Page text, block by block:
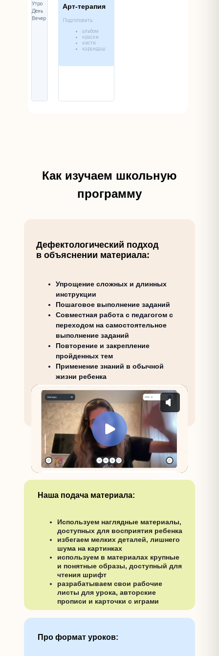
Подготовить:
альбом
краски
кисти
карандаш
Арт-терапия
Утро
День
Вечер
Про формат уроков:
Используем наглядные материалы,
доступных для восприятия ребенка
избегаем мелких деталей, лишнего
шума на картинках
используем в материалах крупные
и понятные образы, доступный для
чтения шрифт
разрабатываем свои рабочие
листы для урока, авторские
прописи и карточки с играми
Наша подача материала:
Упрощение сложных и длинных
инструкции
Пошаговое выполнение заданий
Совместная работа с педагогом с
переходом на самостоятельное
выполнение заданий
Повторение и закрепление
пройденных тем
Применение знаний в обычной
жизни ребенка
Дефектологический подход
в объяснении материала:
Как изучаем школьную
программу